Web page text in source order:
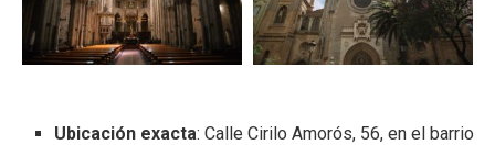
Ubicación exacta: Calle Cirilo Amorós, 56, en el barrio